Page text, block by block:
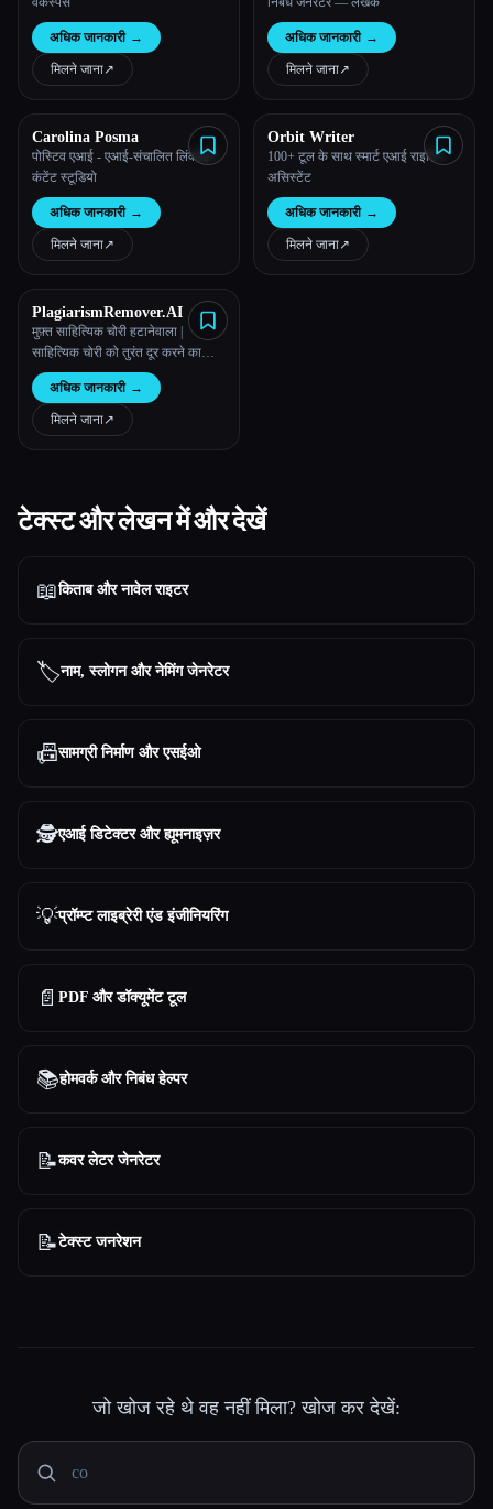
अधिक जानकारी →
मिलने जाना↗︎
अधिक जानकारी →
मिलने जाना↗︎
Carolina Posma
पोस्टिव एआई - एआई-संचालित लिंक्डइन
कंटेंट स्टूडियो
अधिक जानकारी →
मिलने जाना↗︎
Orbit Writer
100+ टूल के साथ स्मार्ट एआई राइटिंग
असिस्टेंट
अधिक जानकारी →
मिलने जाना↗︎
PlagiarismRemover.AI
मुफ़्त साहित्यिक चोरी हटानेवाला |
साहित्यिक चोरी को तुरंत दूर करने का
सबसे अच्छा साधन
अधिक जानकारी →
मिलने जाना↗︎
टेक्स्ट और लेखन में और देखें
📖किताब और नावेल राइटर
🏷️नाम, स्लोगन और नेमिंग जेनरेटर
📠सामग्री निर्माण और एसईओ
🕵️एआई डिटेक्टर और ह्यूमनाइज़र
💡प्रॉम्प्ट लाइब्रेरी एंड इंजीनियरिंग
📄 PDF और डॉक्यूमेंट टूल
📚होमवर्क और निबंध हेल्पर
📝कवर लेटर जेनरेटर
📝टेक्स्ट जनरेशन
जो खोज रहे थे वह नहीं मिला? खोज कर देखें: